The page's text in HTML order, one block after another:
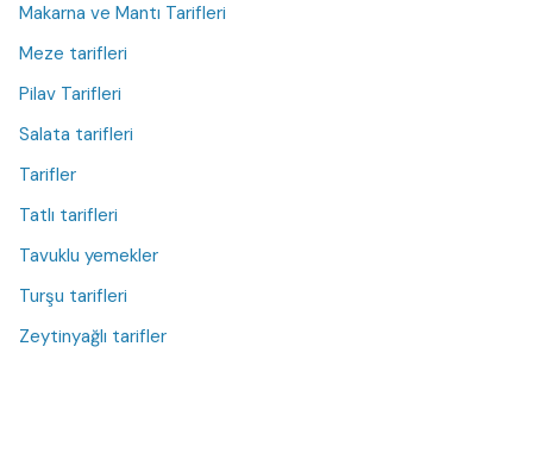
Makarna ve Mantı Tarifleri
Meze tarifleri
Pilav Tarifleri
Salata tarifleri
Tarifler
Tatlı tarifleri
Tavuklu yemekler
Turşu tarifleri
Zeytinyağlı tarifler